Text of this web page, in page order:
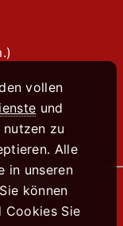
Anfahrt
vollen
und
nutzen zu
Alle
in unseren
können
Cookies Sie